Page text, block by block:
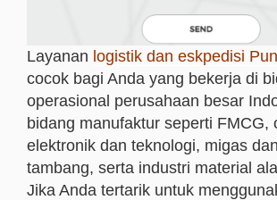
Layanan logistik dan eskpedisi
cocok bagi Anda yang bekerja di
operasional perusahaan besar
bidang manufaktur seperti FMCG,
elektronik dan teknologi, migas
tambang, serta industri material
Jika Anda tertarik untuk